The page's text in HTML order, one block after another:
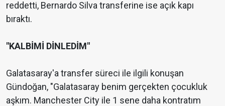
reddetti, Bernardo Silva transferine ise açık kapı
bıraktı.
"KALBİMİ DİNLEDİM"
Galatasaray'a transfer süreci ile ilgili konuşan
Gündoğan, "Galatasaray benim gerçekten çocukluk
aşkım. Manchester City ile 1 sene daha kontratım